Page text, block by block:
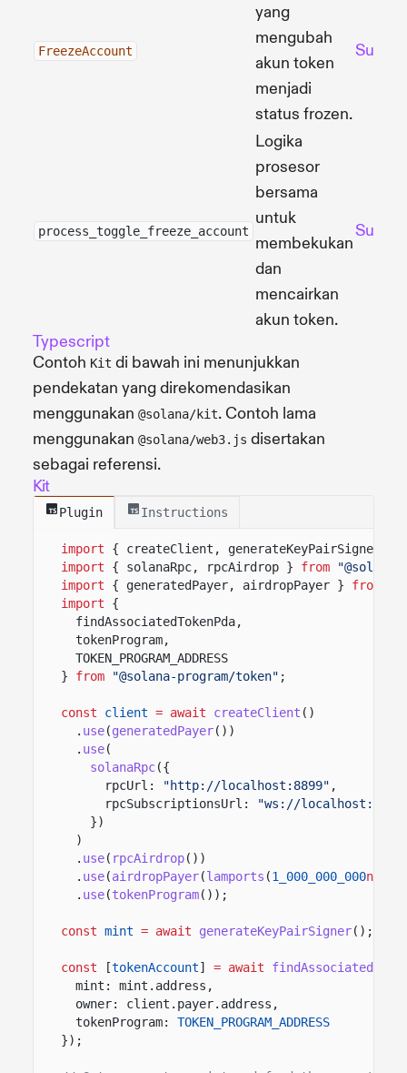
FreezeAccount
yang
mengubah
akun token
menjadi
status frozen.
process_toggle_freeze_account
Logika
prosesor
bersama
untuk
membekukan
dan
mencairkan
akun token.
Typescript
Contoh Kit di bawah ini menunjukkan
pendekatan yang direkomendasikan
menggunakan @solana/kit. Contoh lama
menggunakan @solana/web3.js disertakan
sebagai referensi.
Kit
Plugin Instructions
import
{ createClient, generateKeyPairSigner,
import
{ solanaRpc, rpcAirdrop } from
import
{ generatedPayer, airdropPayer } from
import
{
findAssociatedTokenPda,
tokenProgram,
TOKEN_PROGRAM_ADDRESS
}
from "@solana-program/token" ;
const client = await createClient ()
. use(generatedPayer())
. use(
solanaRpc({
rpcUrl:
"http://localhost:8899" ,
rpcSubscriptionsUrl:
"ws://
})
)
. use( rpcAirdrop())
. use(airdropPayer(lamports (1_000_000_000n
. use(tokenProgram()) ;
const mint = await generateKeyPairSigner();
const [tokenAccount] = await
mint: mint.address,
owner: client.payer.address,
tokenProgram:
TOKEN_PROGRAM_ADDRESS
});